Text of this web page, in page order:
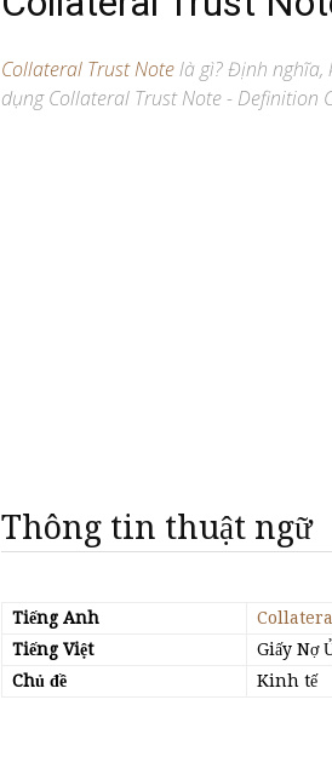
Collateral Trust Notelà gì? Định nghĩa,
dụng Collateral Trust Note - Definition
Thông tin thuật ngữ
Tiếng Anh
Tiếng Việt
Giấy Nợ
Chủ đề
Kinh tế